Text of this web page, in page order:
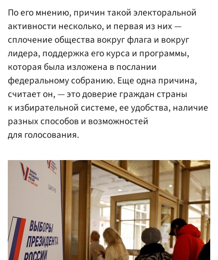
По его мнению, причин такой электоральной
активности несколько, и первая из них —
сплочение общества вокруг флага и вокруг
лидера, поддержка его курса и программы,
которая была изложена в послании
федеральному собранию. Еще одна причина,
считает он, — это доверие граждан страны
к избирательной системе, ее удобства, наличие
разных способов и возможностей
для голосования.